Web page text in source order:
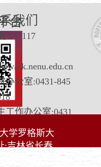
台
我们
:130117
办公室:0431-845
工作办公室:0431
学罗格斯大
吉林省长春